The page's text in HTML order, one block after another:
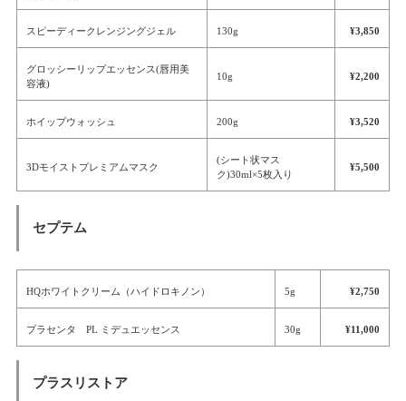
スピーディークレンジングジェル 130g ¥3,850
グロッシーリップエッセンス(唇用美
容液)
10g ¥2,200
ホイップウォッシュ 200g ¥3,520
3Dモイストプレミアムマスク
(シート状マス
ク)30ml×5枚入り
¥5,500
セプテム
HQホワイトクリーム（ハイドロキノン） 5g ¥2,750
プラセンタ PL ミデュエッセンス 30g ¥11,000
プラスリストア